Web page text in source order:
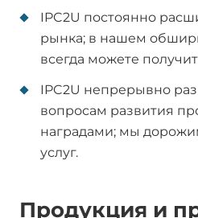
IPC2U постоянно
рынка; в нашем
всегда можете
IPC2U непрерывно
вопросам развития
наградами; мы
услуг.
Продукция и